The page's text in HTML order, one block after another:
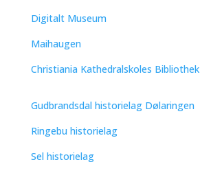
Digitalt Museum
Maihaugen
Christiania Kathedralskoles Bibliothek
Gudbrandsdal historielag Dølaringen
Ringebu historielag
Sel historielag